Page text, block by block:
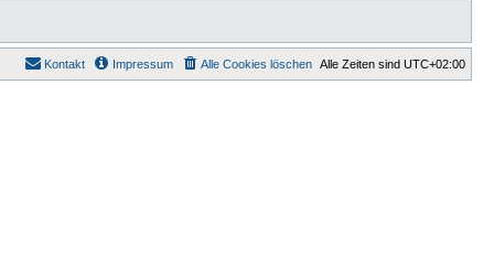
Alle Zeiten sind UTC+02:00
Alle Cookies löschen
Impressum
Kontakt